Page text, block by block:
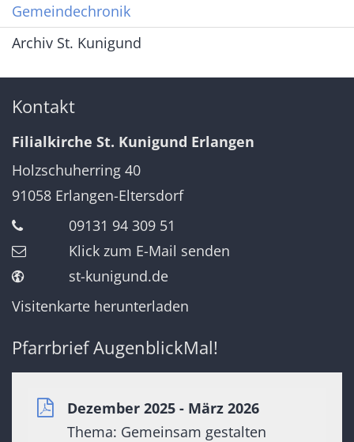
Gemeindechronik
Archiv St. Kunigund
Kontakt
Filialkirche St. Kunigund Erlangen
Holzschuherring 40
91058 Erlangen-Eltersdorf
09131 94 309 51
Klick zum E-Mail senden
st-kunigund.de
Visitenkarte herunterladen
Pfarrbrief AugenblickMal!
Dezember 2025 - März 2026
Thema: Gemeinsam gestalten